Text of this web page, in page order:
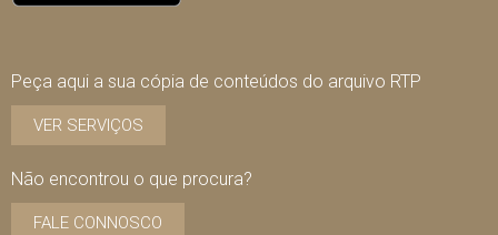
Peça aqui a sua cópia de conteúdos do arquivo RTP
VER SERVIÇOS
Não encontrou o que procura?
FALE CONNOSCO